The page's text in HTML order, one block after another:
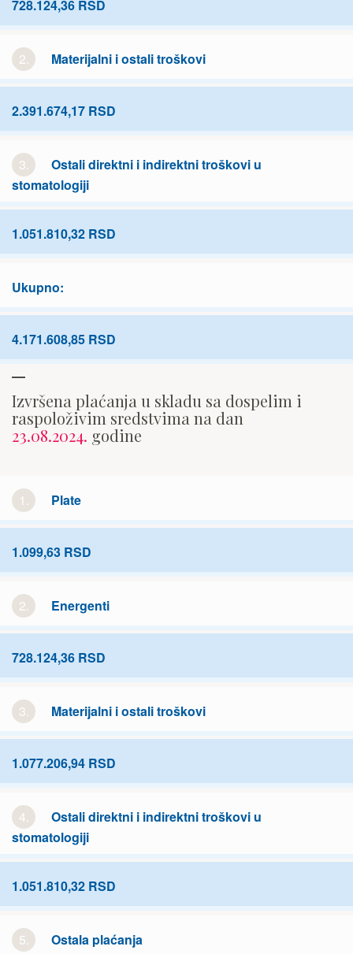
728.124,36 RSD
2. Materijalni i ostali troškovi
2.391.674,17 RSD
3.
Ostali direktni i indirektni troškovi u
stomatologiji
1.051.810,32 RSD
Ukupno:
4.171.608,85 RSD
Izvršena plaćanja u skladu sa dospelim i
raspoloživim sredstvima na dan
23.08.2024. godine
1. Plate
1.099,63 RSD
2. Energenti
728.124,36 RSD
3. Materijalni i ostali troškovi
1.077.206,94 RSD
4.
Ostali direktni i indirektni troškovi u
stomatologiji
1.051.810,32 RSD
5. Ostala plaćanja